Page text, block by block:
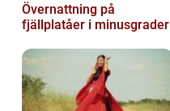
Övernattning på
fjällplatåer i minusgrader